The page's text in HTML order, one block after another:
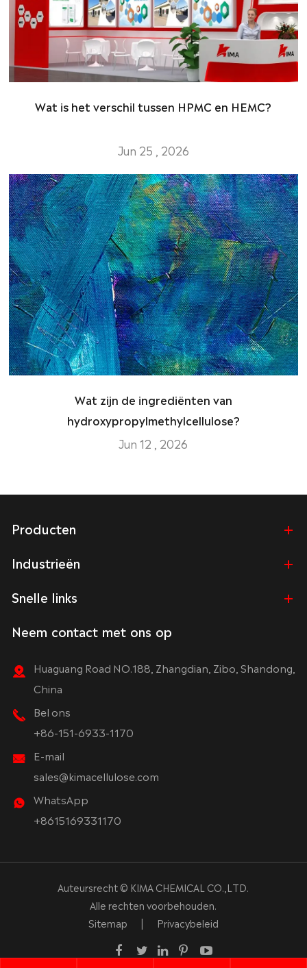
Wat is het verschil tussen HPMC en HEMC?
Jun 25 , 2026
Wat zijn de ingrediënten van
hydroxypropylmethylcellulose?
Jun 12 , 2026
Producten
Industrieën
Snelle links
Neem contact met ons op
Huaguang Road NO.188, Zhangdian, Zibo, Shandong,
China
Bel ons
+86-151-6933-1170
E-mail
sales@kimacellulose.com
WhatsApp
+8615169331170
Auteursrecht © KIMA CHEMICAL CO.,LTD.
Alle rechten voorbehouden.
Sitemap
| Privacybeleid